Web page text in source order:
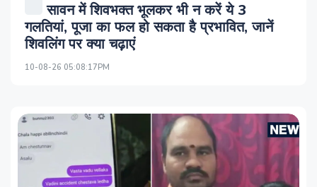
सावन में शिवभक्त भूलकर भी न करें ये 3
गलतियां, पूजा का फल हो सकता है प्रभावित, जानें
शिवलिंग पर क्या चढ़ाएं
10-08-26 05:08:17PM